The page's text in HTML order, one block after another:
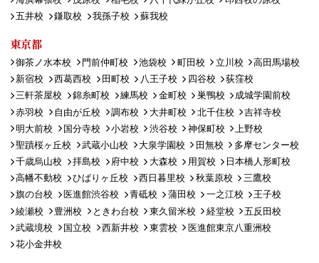
五井校
鎌取校 我孫子校 蘇我校
東京都
御茶ノ水本校 門前仲町校 池袋校 町田校 立川校
高田馬場校
新宿校
西葛西校 田町校 八王子校 四谷校
荻窪校
三軒茶屋校
錦糸町校 練馬校 金町校 巣鴨校
成城学園前校
赤羽校
自由が丘校 調布校 大井町校 北千住校
吉祥寺校
明大前校
国分寺校 小岩校 渋谷校 神保町校
上野校
聖蹟桜ヶ丘校
武蔵小山校 大泉学園校 田無校
多摩センター校
千歳烏山校
拝島校 府中校 大森校 用賀校
日本橋人形町校
高幡不動校
ひばりヶ丘校 西日暮里校 秋葉原校
三鷹校
旗の台校
医進館渋谷校 青砥校 蒲田校 一之江校
王子校
綾瀬校
豊洲校 ときわ台校 東久留米校 経堂校
五反田校
武蔵境校
国立校 西新井校 東雲校
医進館東京八重洲校
花小金井校